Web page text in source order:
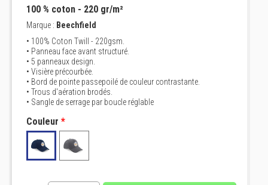
100 % coton - 220 gr/m²
Marque : Beechfield
• 100% Coton Twill - 220gsm.
• Panneau face avant structuré.
• 5 panneaux design.
• Visière précourbée.
• Bord de pointe passepoilé de couleur contrastante.
• Trous d'aération brodés.
• Sangle de serrage par boucle réglable
Couleur *